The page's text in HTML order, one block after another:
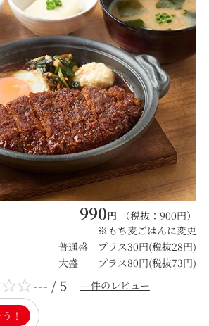
990円 （税抜：900円）
※もち麦ごはんに変更
普通盛 プラス30円(税抜28円)
大盛 プラス80円(税抜73円)
--- / 5 ---件のレビュー
！